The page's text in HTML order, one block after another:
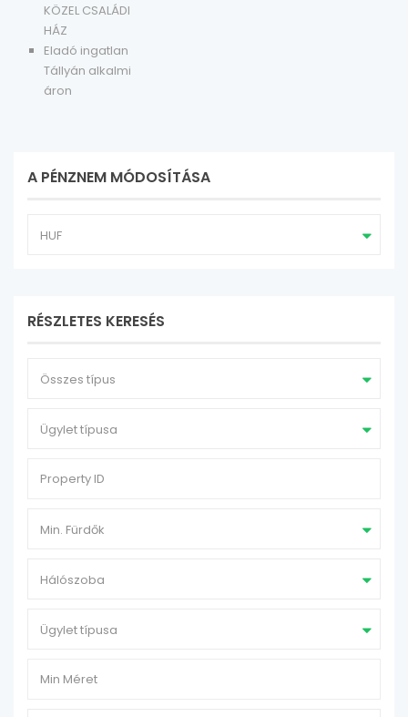
KÖZEL CSALÁDI
HÁZ
Eladó ingatlan
Tállyán alkalmi
áron
A PÉNZNEM MÓDOSÍTÁSA
HUF
RÉSZLETES KERESÉS
Összes típus
Ügylet típusa
Min. Fürdők
Hálószoba
Ügylet típusa